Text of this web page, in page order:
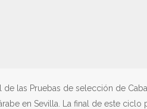
las Pruebas de selección de
en Sevilla. La final de este ciclo